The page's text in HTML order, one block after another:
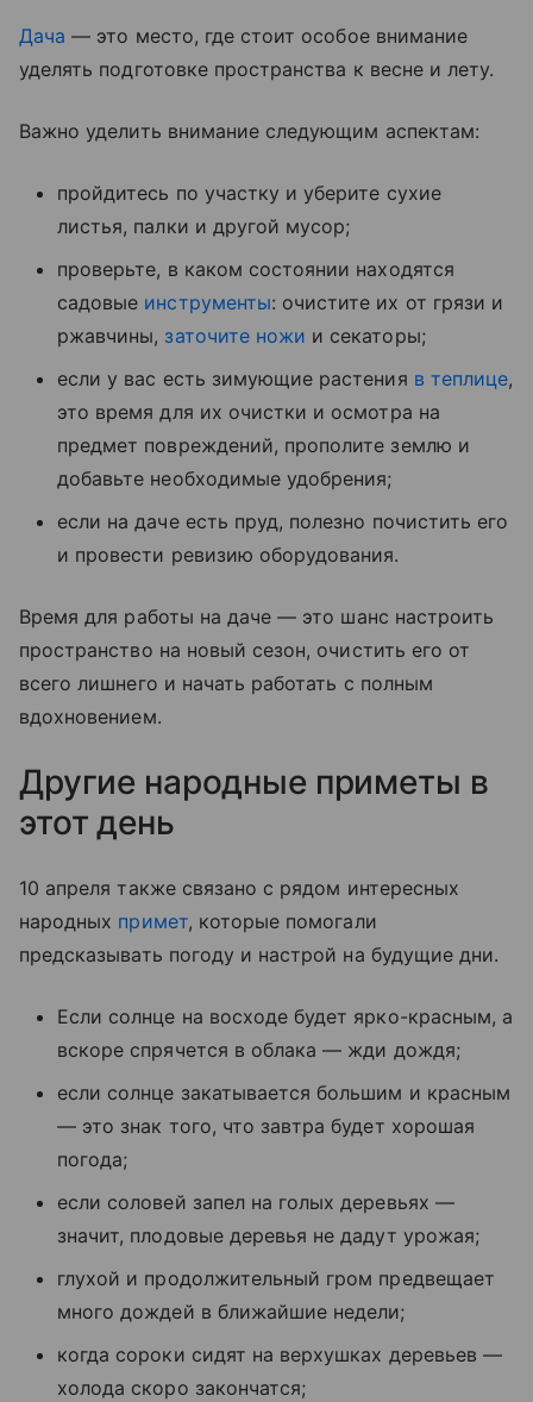
Дача — это место, где стоит особое внимание
уделять подготовке пространства к весне и лету.
Важно уделить внимание следующим аспектам:
пройдитесь по участку и уберите сухие
листья, палки и другой мусор;
проверьте, в каком состоянии находятся
садовые инструменты: очистите их от грязи и
ржавчины, заточите ножи и секаторы;
если у вас есть зимующие растения в теплице,
это время для их очистки и осмотра на
предмет повреждений, прополите землю и
добавьте необходимые удобрения;
если на даче есть пруд, полезно почистить его
и провести ревизию оборудования.
Время для работы на даче — это шанс настроить
пространство на новый сезон, очистить его от
всего лишнего и начать работать с полным
вдохновением.
Другие народные приметы в
этот день
10 апреля также связано с рядом интересных
народных примет, которые помогали
предсказывать погоду и настрой на будущие дни.
Если солнце на восходе будет ярко-красным, а
вскоре спрячется в облака — жди дождя;
если солнце закатывается большим и красным
— это знак того, что завтра будет хорошая
погода;
если соловей запел на голых деревьях —
значит, плодовые деревья не дадут урожая;
глухой и продолжительный гром предвещает
много дождей в ближайшие недели;
когда сороки сидят на верхушках деревьев —
холода скоро закончатся;